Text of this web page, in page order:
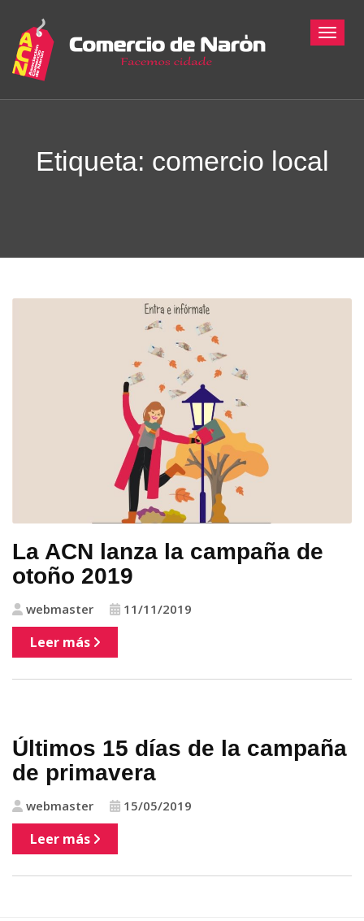
Etiqueta: comercio local
La ACN lanza la campaña de
otoño 2019
webmaster 11/11/2019
Leer más
Últimos 15 días de la campaña
de primavera
webmaster 15/05/2019
Leer más